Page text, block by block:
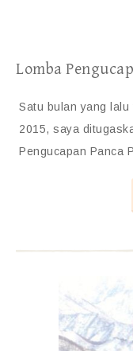
Lomba
Satu bulan yang
2015, saya
Pengucapan Panca